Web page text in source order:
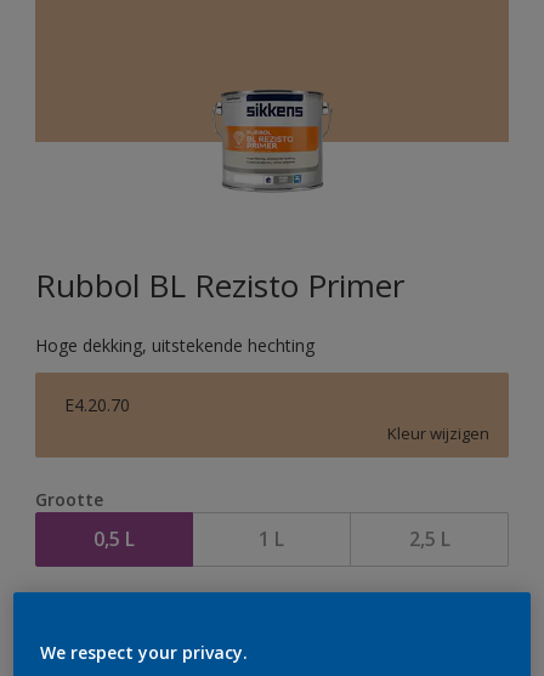
Rubbol BL Rezisto Primer
Hoge dekking, uitstekende hechting
E4.20.70
Kleur wijzigen
Grootte
0,5 L 1 L 2,5 L
We respect your privacy.